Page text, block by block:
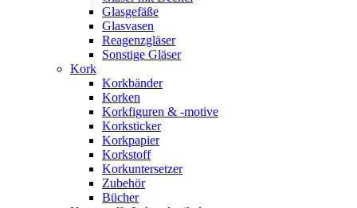
Glasgefäße
Glasvasen
Reagenzgläser
Sonstige Gläser
Kork
Korkbänder
Korken
Korkfiguren & -motive
Korksticker
Korkpapier
Korkstoff
Korkuntersetzer
Zubehör
Bücher